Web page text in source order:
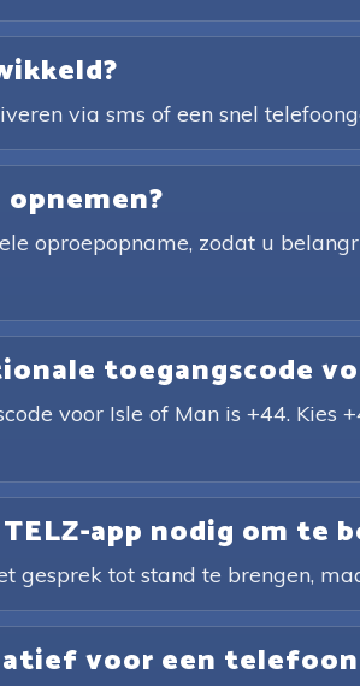
via sms of een snel
oproepopname, zodat u
toegangscode
voor Isle of Man is +44.
app nodig om te
gesprek tot stand te brengen,
voor een